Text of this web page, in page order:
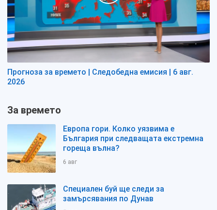
Прогноза за времето | Следобедна емисия | 6 авг.
2026
За времето
Европа гори. Колко уязвима е
България при следващата екстремна
гореща вълна?
6 авг
Специален буй ще следи за
замърсявания по Дунав